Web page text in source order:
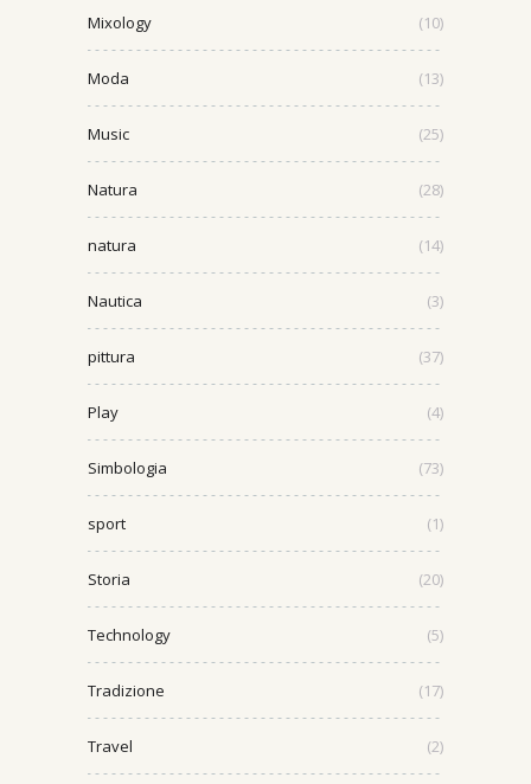
Mixology (10)
Moda (13)
Music (25)
Natura (28)
natura (14)
Nautica (3)
pittura (37)
Play (4)
Simbologia (73)
sport (1)
Storia (20)
Technology (5)
Tradizione (17)
Travel (2)